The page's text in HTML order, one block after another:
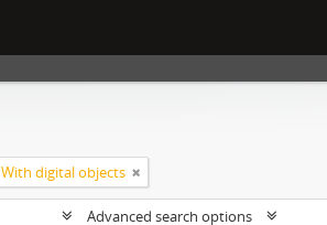
With digital objects
Advanced search options